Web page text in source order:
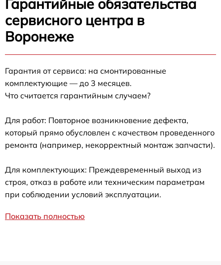
Гарантийные обязательства
сервисного центра в
Воронеже
Гарантия от сервиса: на смонтированные
комплектующие — до 3 месяцев.
Что считается гарантийным случаем?
Для работ: Повторное возникновение дефекта,
который прямо обусловлен с качеством проведенного
ремонта (например, некорректный монтаж запчасти).
Для комплектующих: Преждевременный выход из
строя, отказ в работе или техническим параметрам
при соблюдении условий эксплуатации.
Показать полностью